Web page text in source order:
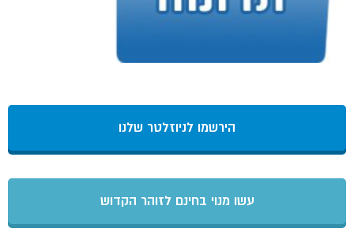
הירשמו לניוזלטר שלנו
עשו מנוי בחינם לזוהר הקדוש